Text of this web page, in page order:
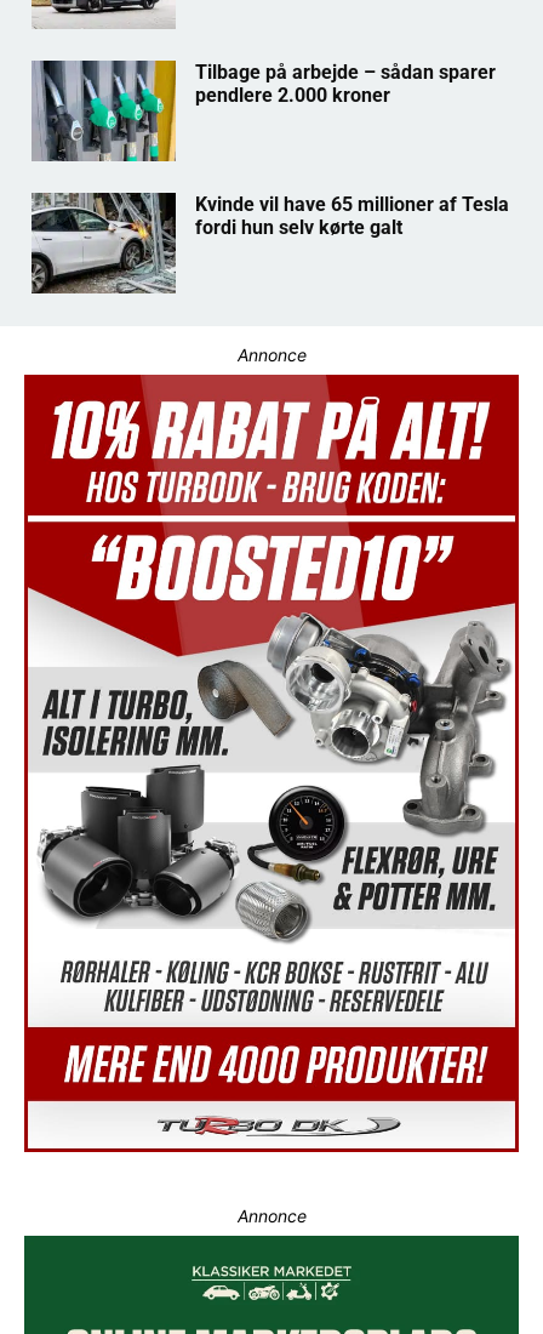
Tilbage på arbejde – sådan sparer
pendlere 2.000 kroner
Kvinde vil have 65 millioner af Tesla
fordi hun selv kørte galt
Annonce
Annonce